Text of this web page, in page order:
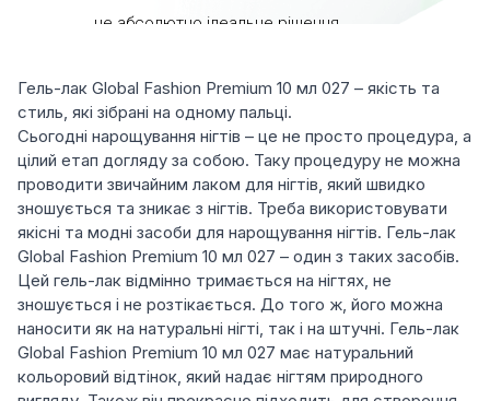
Гель-лак Global Fashion Premium 10 мл 027 – якість та
стиль, які зібрані на одному пальці.
Сьогодні нарощування нігтів – це не просто процедура, а
цілий етап догляду за собою. Таку процедуру не можна
проводити звичайним лаком для нігтів, який швидко
зношується та зникає з нігтів. Треба використовувати
якісні та модні засоби для нарощування нігтів. Гель-лак
Global Fashion Premium 10 мл 027 – один з таких засобів.
Цей гель-лак відмінно тримається на нігтях, не
зношується і не розтікається. До того ж, його можна
наносити як на натуральні нігті, так і на штучні. Гель-лак
Global Fashion Premium 10 мл 027 має натуральний
кольоровий відтінок, який надає нігтям природного